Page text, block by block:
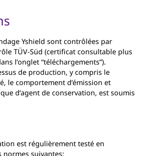
Yshield sont contrôlées par
TÜV-Süd (certificat consultable plus
l’onglet “téléchargements”).
de production, y compris le
le comportement d’émission et
d’agent de conservation, est soumis
est régulièrement testé en
suivantes: